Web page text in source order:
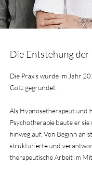
Die Entstehung der
Die Praxis wurde im Jahr
Götz gegründet.
Als Hypnosetherapeut und
Psychotherapie baute er
hinweg auf. Von Beginn an
strukturierte und
therapeutische Arbeit im